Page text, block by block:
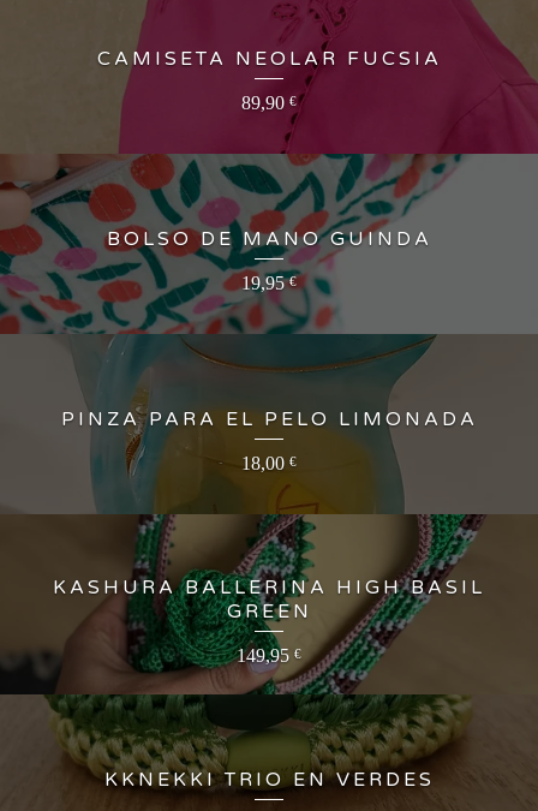
CAMISETA NEOLAR FUCSIA
89,90 €
BOLSO DE MANO GUINDA
19,95€
PINZA PARA EL PELO LIMONADA
18,00 €
KASHURA BALLERINA HIGH BASIL
GREEN
149,95 €
KKNEKKI TRIO EN VERDES